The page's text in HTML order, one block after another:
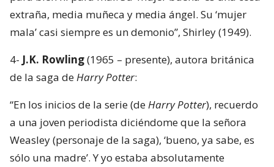
extraña, media muñeca y media ángel. Su ‘mujer
mala’ casi siempre es un demonio”, Shirley (1949).
4- J.K. Rowling(1965 – presente), autora británica
de la saga deHarry Potter:
“En los inicios de la serie (deHarry Potter), recuerdo
a una joven periodista diciéndome que la señora
Weasley (personaje de la saga), ‘bueno, ya sabe, es
sólo una madre’. Y yo estaba absolutamente